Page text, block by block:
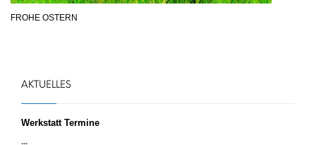
FROHE OSTERN
AKTUELLES
Werkstatt Termine
...